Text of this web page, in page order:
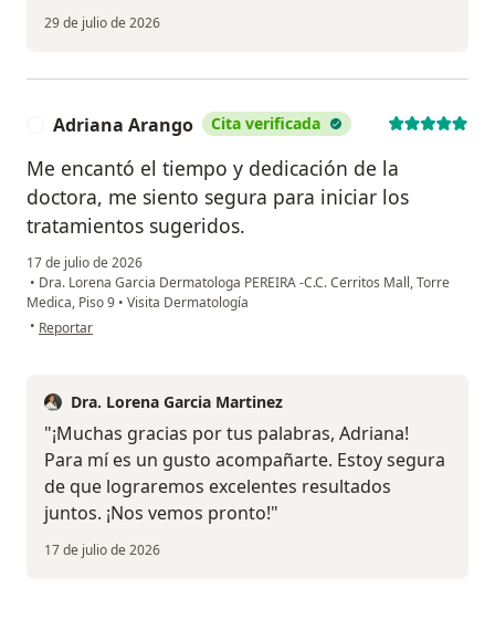
29 de julio de 2026
Adriana Arango Cita verificada
Me encantó el tiempo y dedicación de la
doctora, me siento segura para iniciar los
tratamientos sugeridos.
17 de julio de 2026
• Dra. Lorena Garcia Dermatologa PEREIRA -C.C. Cerritos Mall, Torre
Medica, Piso 9 • Visita Dermatología
• en opinión del usuario Adriana Arango
Reportar
Dra. Lorena Garcia Martinez
"¡Muchas gracias por tus palabras, Adriana!
Para mí es un gusto acompañarte. Estoy segura
de que lograremos excelentes resultados
juntos. ¡Nos vemos pronto!"
17 de julio de 2026